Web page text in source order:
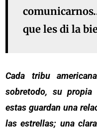
que les di la
Cada tribu
sobretodo, su propia
estas guardan una
las estrellas; una